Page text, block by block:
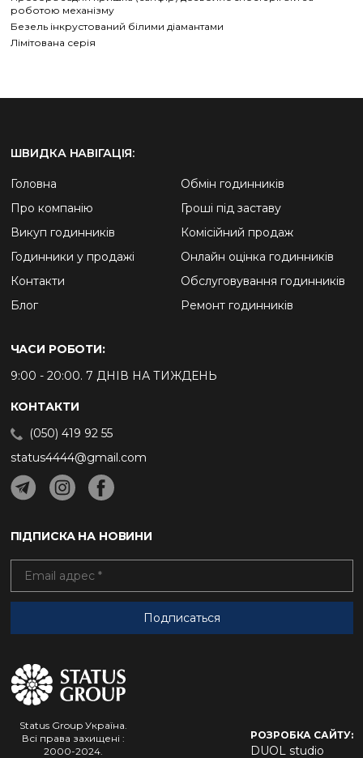
роботою механізму
Безель інкрустований білими діамантами
Лімітована серія
Status Group Україна.
Всі права захищені :
2000-2024.
РОЗРОБКА САЙТУ:
DUOL studio
ШВИДКА НАВІГАЦІЯ:
Головна
Про компанію
Викуп годинників
Годинники у продажі
Контакти
Блог
Обмін годинників
Гроші під заставу
Комісійний продаж
Онлайн оцінка годинників
Обслуговування годинників
Ремонт годинників
ЧАСИ РОБОТИ:
9:00 - 20:00. 7 ДНІВ НА ТИЖДЕНЬ
КОНТАКТИ
(050) 419 92 55
status4444@gmail.com
ПІДПИСКА НА НОВИНИ